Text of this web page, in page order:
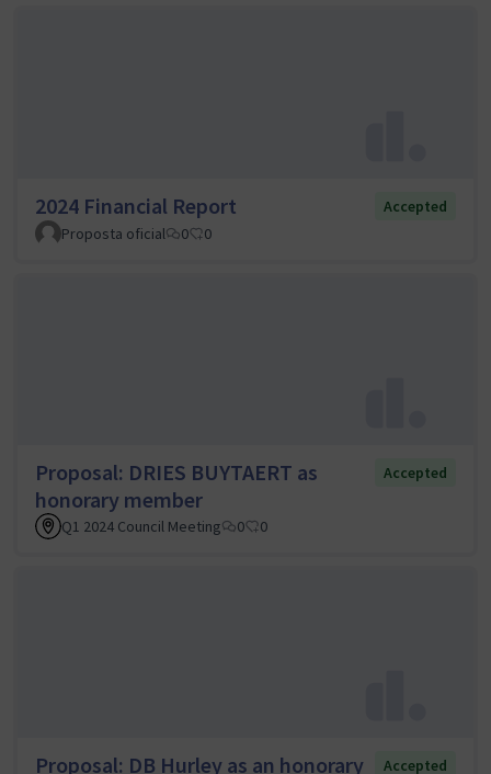
2024 Financial Report
Accepted
Proposta oficial
0 0
Proposal: DRIES BUYTAERT as
honorary member
Accepted
Q1 2024 Council Meeting 0 0
Proposal: DB Hurley as an honorary
Accepted